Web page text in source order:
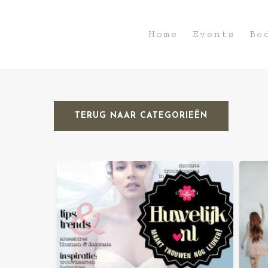
Hit enter to search or ESC to close
Home Events
TERUG NAAR CATEGORIEËN